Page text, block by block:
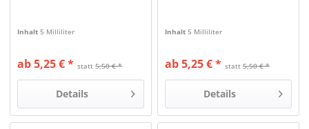
Inhalt5 Milliliter
statt5,50 € *
ab 5,25 € *
Details
Inhalt5 Milliliter
statt5,50 € *
ab 5,25 € *
Details